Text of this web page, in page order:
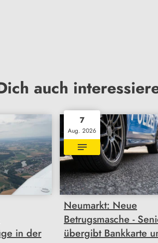
auch
in der
7
Aug. 2026
Neumarkt: Neue
Betrugsmasche -
übergibt Bankkarte